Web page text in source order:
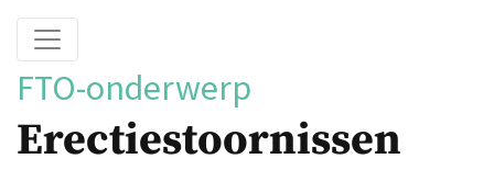
FTO-onderwerp
Erectiestoornissen